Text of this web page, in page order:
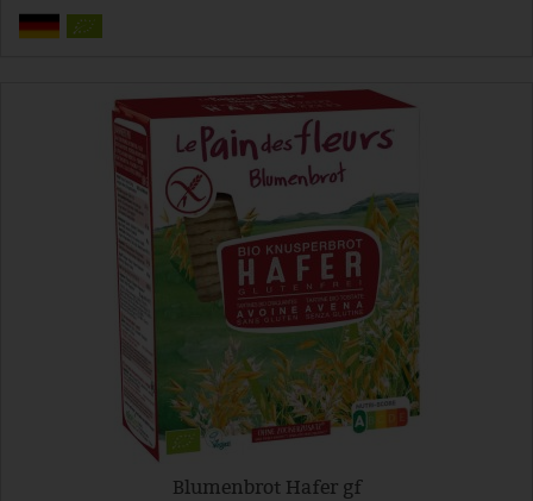
Blumenbrot Hafer gf